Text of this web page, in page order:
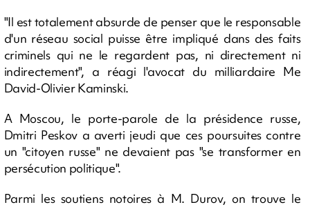
"Il est totalement absurde de penser que le responsable
d'un réseau social puisse être impliqué dans des faits
criminels qui ne le regardent pas, ni directement ni
indirectement", a réagi l'avocat du milliardaire Me
David-Olivier Kaminski.
A Moscou, le porte-parole de la présidence russe,
Dmitri Peskov a averti jeudi que ces poursuites contre
un "citoyen russe" ne devaient pas "se transformer en
persécution politique".
Parmi les soutiens notoires à M. Durov, on trouve le